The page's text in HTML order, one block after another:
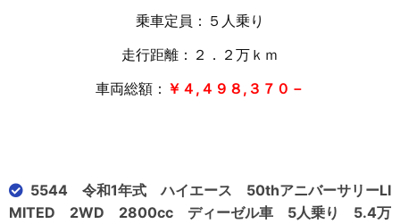
乗車定員：５人乗り
走行距離：２．２万 ｋｍ
車両総額： ￥４,４９８,３７０－
5544 令和1年式 ハイエース 50thアニバーサリーLI
MITED 2WD 2800cc ディーゼル車 5人乗り 5.4万